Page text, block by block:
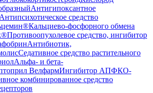
Антигипоксантное
Антипсихотическое средство
Кальциево-фосфорного обмена
Противоопухолевое средство, ингибитор
Антибиотик,
Седативное средство растительного
Альфа- и бета-
ВелфармИнгибитор АПФКО-
комбинированное средство